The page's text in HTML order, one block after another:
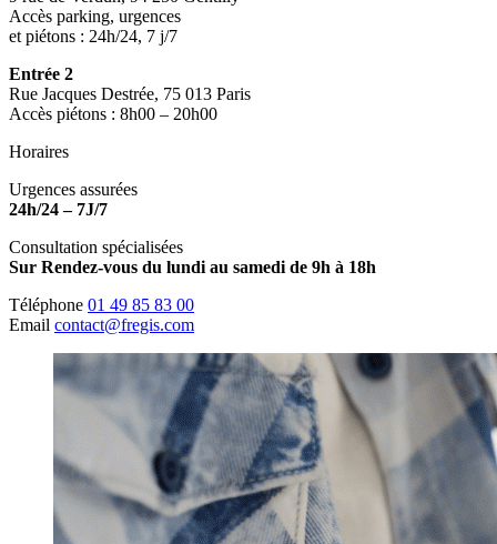
Accès parking, urgences
et piétons : 24h/24, 7 j/7
Entrée 2
Rue Jacques Destrée, 75 013 Paris
Accès piétons : 8h00 – 20h00
Horaires
Urgences assurées
24h/24 – 7J/7
Consultation spécialisées
Sur Rendez-vous du lundi au samedi de 9h à 18h
Téléphone 01 49 85 83 00
Email contact@fregis.com